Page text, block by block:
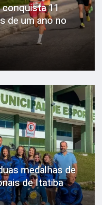
conquista 11
de um ano no
medalhas de
de Itatiba